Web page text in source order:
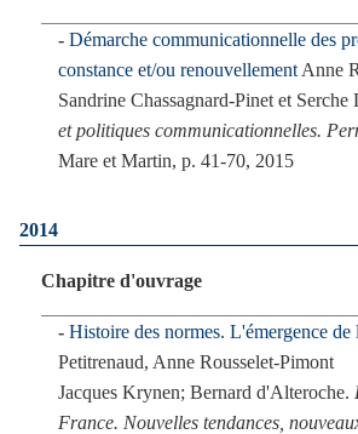
Démarche communicationnelle des
constance et/ou renouvellement Anne
Sandrine Chassagnard-Pinet et Serche
et politiques communicationnelles.
Mare et Martin, p. 41-70, 2015
2014
Chapitre d'ouvrage
Histoire des normes. L'émergence
Petitrenaud, Anne Rousselet-Pimont
Jacques Krynen; Bernard d'Alteroche.
France. Nouvelles tendances,